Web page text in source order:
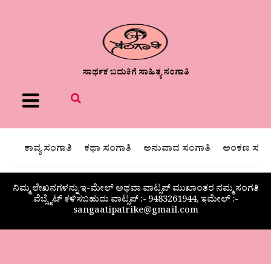
ಸಾರ್ಥಕ ಬದುಕಿಗೆ ಸಾಹಿತ್ಯ ಸಂಗಾತಿ
Menu
ಕಾವ್ಯ ಸಂಗಾತಿ ಕಥಾ ಸಂಗಾತಿ ಅನುವಾದ ಸಂಗಾತಿ ಅಂಕಣ
ನಿಮ್ಮ ಲೇಖನಗಳನ್ನು ಇ-ಮೇಲ್ ಅಥವಾ ವಾಟ್ಸಪ್ ಮುಖಾಂತರ ನಮ್ಮ ಸಂಗತಿ
ವೆಬ್ಸೈಟ್ ಕಳಿಸಬಹುದು ವಾಟ್ಸಪ್‌ :- 9483261944, ಇಮೇಲ್ :-
sangaatipatrike@gmail.com